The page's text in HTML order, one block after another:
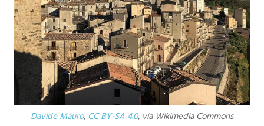
Davide Mauro,CC BY-SA 4.0, vía Wikimedia Commons